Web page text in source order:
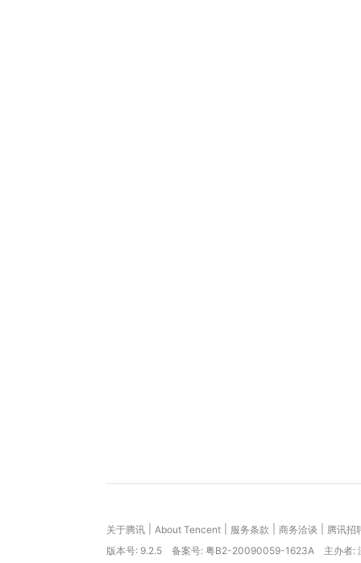
关于腾讯 About Tencent 服务条款 商务洽谈
腾讯招
版本号: 9.2.5 备案号: 粤B2-20090059-1623A 主办者: